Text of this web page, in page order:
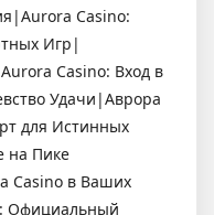
Casino:
Игр|
Casino: Вход в
Удачи|Аврора
для Истинных
на Пике
Casino в Ваших
Официальный